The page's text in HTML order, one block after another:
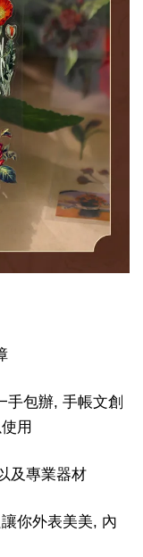
手包辦, 手帳文創
用
及專業器材
你外表美美, 內